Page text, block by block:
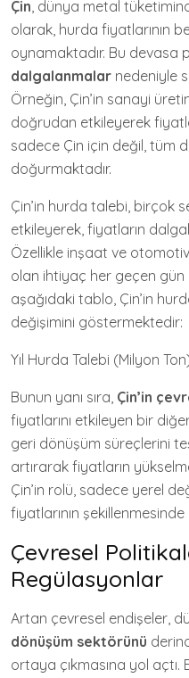
Çin, dünya metal
olarak, hurda fiyatlarının
oynamaktadır. Bu devasa
dalgalanmalar nedeniyle
Örneğin, Çin’in sanayi
doğrudan etkileyerek
sadece Çin için değil, tüm
doğurmaktadır.
Çin’in hurda talebi, birçok
etkileyerek, fiyatların
Özellikle inşaat ve
olan ihtiyaç her geçen
aşağıdaki tablo, Çin’in
değişimini göstermektedir:
Yıl Hurda Talebi (Milyon
Bunun yanı sıra, Çin’in
fiyatlarını etkileyen bir
geri dönüşüm süreçlerini
artırarak fiyatların
Çin’in rolü, sadece yerel
fiyatlarının
Çevresel
Regülasyonlar
Artan çevresel endişeler,
dönüşüm sektörünü
ortaya çıkmasına yol